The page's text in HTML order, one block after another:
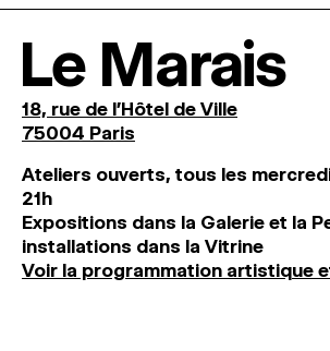
Le Marais
18, rue de l'Hôtel de Ville
75004 Paris
Ateliers ouverts, tous les
21h
Expositions dans la Galerie et la
installations dans la Vitrine
Voir la programmation artistique